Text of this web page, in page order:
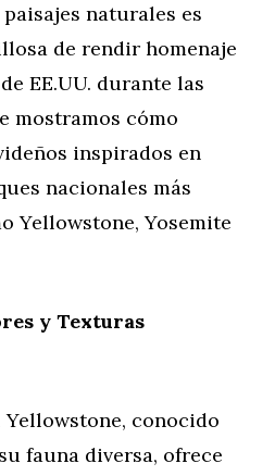
naturales es
de rendir homenaje
EE.UU. durante las
mostramos cómo
inspirados en
nacionales más
Yellowstone, Yosemite
y Texturas
conocido
fauna diversa, ofrece